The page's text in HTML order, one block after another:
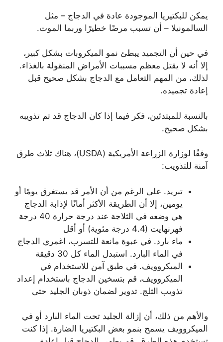
يمكن للبكتيريا الموجودة عادة في الدجاج – مثل
السالمونيلا – أن تسبب مرضًا خطيرًا وربما الموت.
في حين أن التجميد يبطئ نمو الميكروبات بشكل كبير،
إلا أنه لا يقتل معظم مسببات الأمراض المنقولة بالغذاء.
لذلك، من المهم التعامل مع الدجاج بشكل صحيح قبل
إعادة تجميده.
بالنسبة للمبتدئين، فكر فيما إذا كان الدجاج قد تم تذويبه
بشكل صحيح.
وفقًا لوزارة الزراعة الأمريكية (USDA)، هناك ثلاث طرق
آمنة للتذويب:
تبريد. على الرغم من أن الأمر قد يستغرق يومًا أو
يومين، إلا أن الطريقة الأكثر أمانًا لإذابة الدجاج
هي وضعه في الثلاجة عند درجة حرارة 40 درجة
فهرنهايت (4.4 درجة مئوية) أو أقل
ماء بارد. في عبوة مانعة للتسرب، اغمري الدجاج
في الماء البارد. استبدل الماء كل 30 دقيقة
الميكروويف. في طبق آمن للاستخدام في
الميكروويف، قم بتسخين الدجاج باستخدام إعداد
تذويب الثلج. تدوير لضمان ذوبان الجليد حتى
والأهم من ذلك، أن إزالة الجليد تحت الماء البارد أو في
الميكروويف يسمح بنمو بعض البكتيريا الضارة. إذا كنت